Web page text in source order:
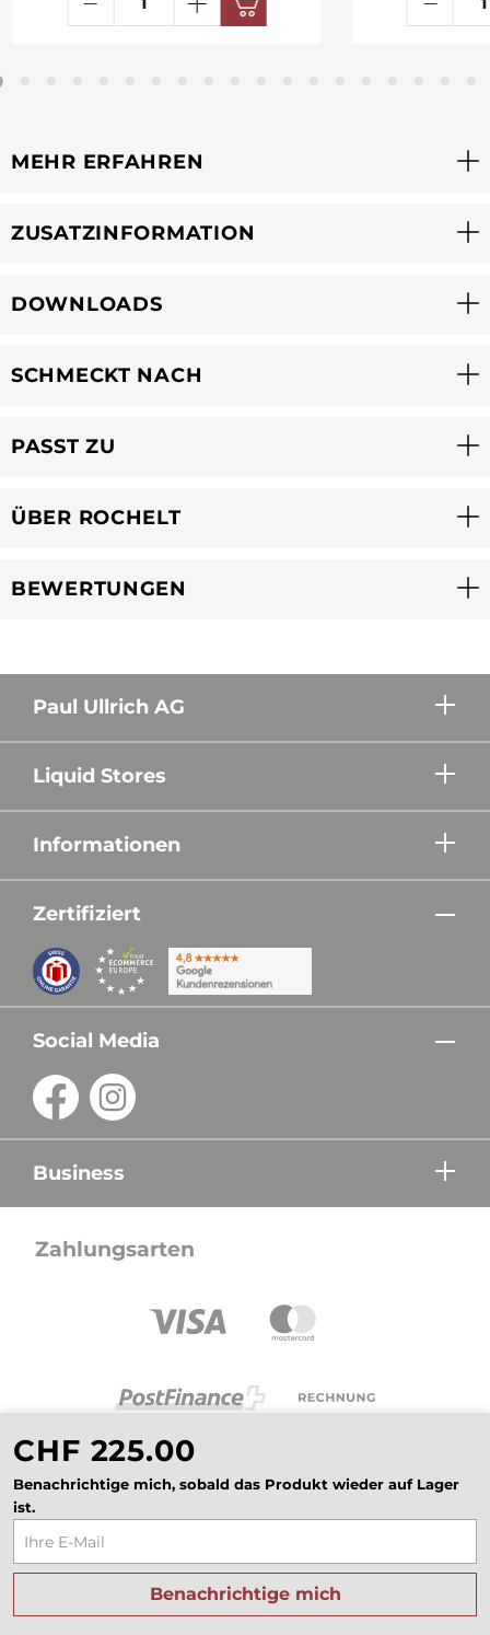
CHF 225.00
Benachrichtige mich, sobald das Produkt wieder auf Lager
ist.
Benachrichtige mich
MEHR ERFAHREN
ZUSATZINFORMATION
DOWNLOADS
SCHMECKT NACH
PASST ZU
ÜBER ROCHELT
BEWERTUNGEN
Paul Ullrich AG
Liquid Stores
Informationen
Zertifiziert
Social Media
Business
Zahlungsarten
Alle Preise in CHF inkl. Mehrwertsteuer zzgl.
Versandkosten wenn nicht anders beschrieben.